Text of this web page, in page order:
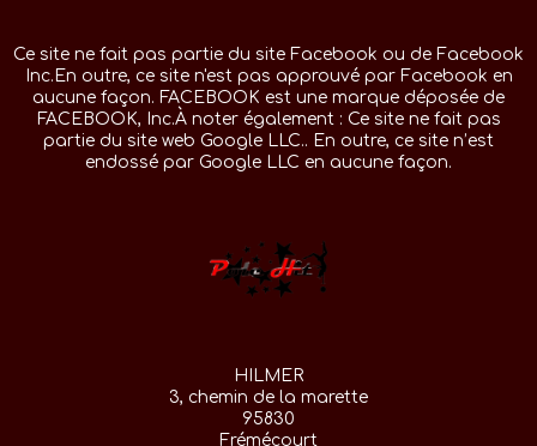
Ce site ne fait pas partie du site Facebook ou de Facebook
Inc.En outre, ce site n'est pas approuvé par Facebook en
aucune façon. FACEBOOK est une marque déposée de
FACEBOOK, Inc.À noter également : Ce site ne fait pas
partie du site web Google LLC.. En outre, ce site n’est
endossé par Google LLC en aucune façon.
HILMER
3, chemin de la marette
95830
Frémécourt